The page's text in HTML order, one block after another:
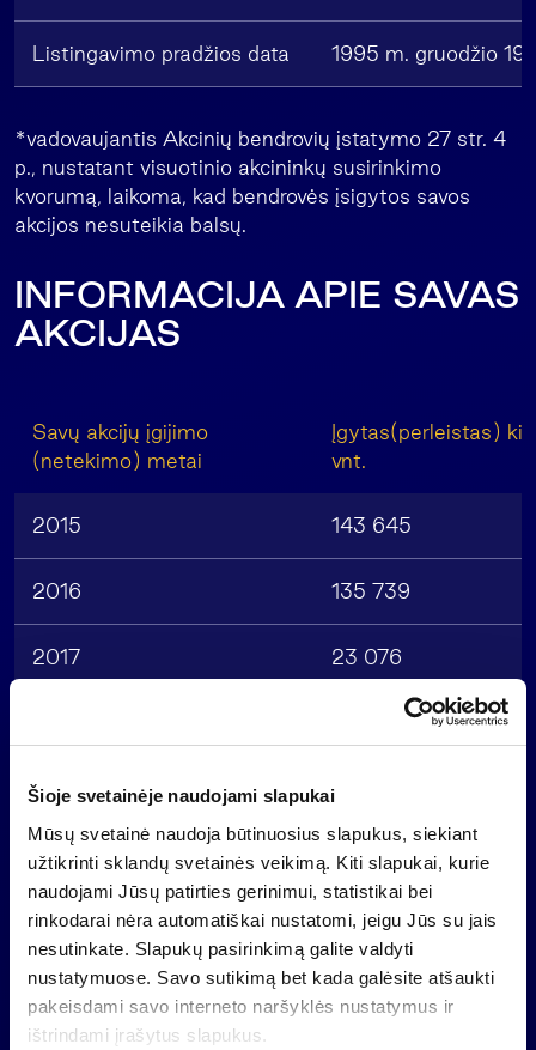
Šioje svetainėje naudojami slapukai
Mūsų svetainė naudoja būtinuosius slapukus, siekiant
užtikrinti sklandų svetainės veikimą. Kiti slapukai, kurie
naudojami Jūsų patirties gerinimui, statistikai bei
rinkodarai nėra automatiškai nustatomi, jeigu Jūs su jais
nesutinkate. Slapukų pasirinkimą galite valdyti
nustatymuose. Savo sutikimą bet kada galėsite atšaukti
pakeisdami savo interneto naršyklės nustatymus ir
ištrindami įrašytus slapukus.
Listingavimo pradžios data 1995 m. gruodžio 19
*vadovaujantis Akcinių bendrovių įstatymo 27 str. 4
p., nustatant visuotinio akcininkų susirinkimo
kvorumą, laikoma, kad bendrovės įsigytos savos
akcijos nesuteikia balsų.
INFORMACIJA APIE SAVAS
AKCIJAS
Savų akcijų įgijimo
(netekimo) metai
Įgytas(perleistas)
vnt.
2015 143 645
2016 135 739
2017 23 076
2019 2 552
2020 (78 867)
2021 – 2023